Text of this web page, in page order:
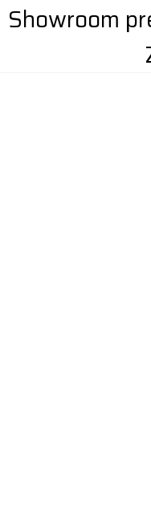
Showroom